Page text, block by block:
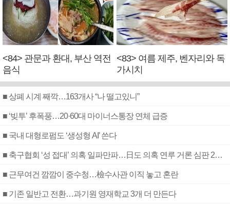
<84> 관문과 환대, 부산 역전
음식
<83> 여름 제주, 벤자리와 독
가시치
■ 상폐 시계 째깍…163개사 “나 떨고있니”
■ ‘빚투’ 후폭풍…20·60대 마이너스통장 연체 급증
■ 국내 대형로펌도 ‘생성형 AI’ 쓴다
■ 축구협회 ‘성 접대’ 의혹 일파만파…日도 의혹 연루 거론 심판 2명 조사
■ 근무여건 깜깜이 중수청…檢수사관 이직 놓고 혼란
■ 기존 일반고 전환…과기원 영재학교 3개 더 만든다